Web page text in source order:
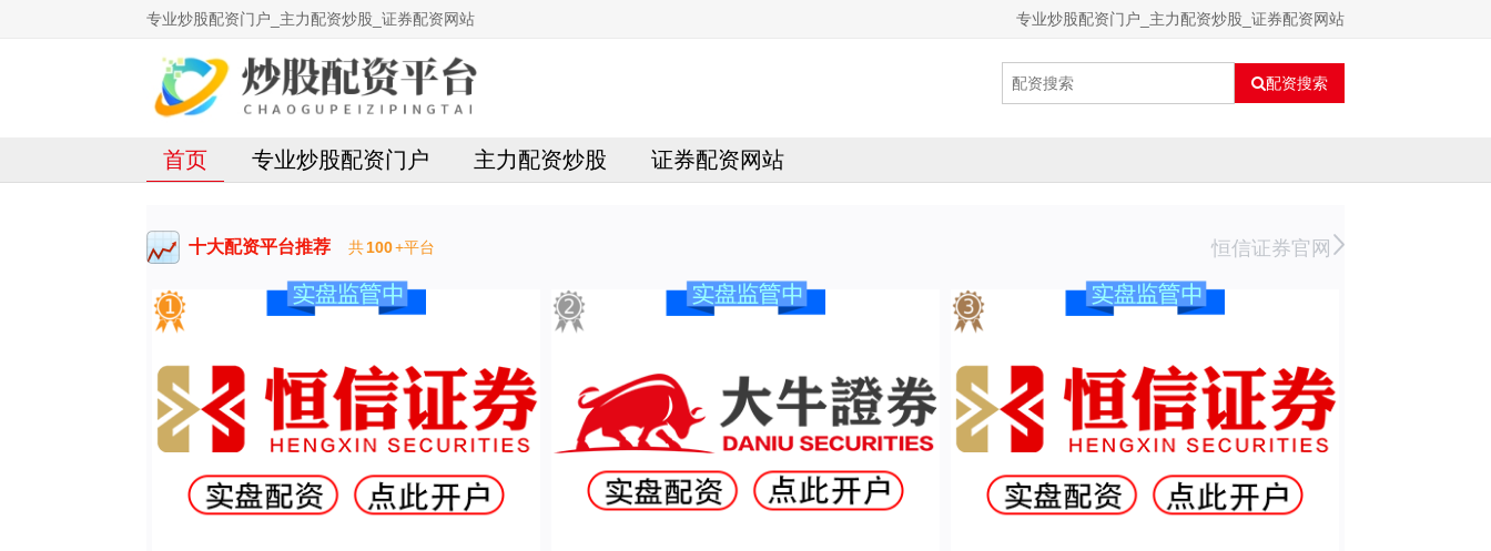
专业炒股配资门户_主力配资炒股_证券配资网站 专业炒股配资门户_主力配资炒股_证券配资网站
配资搜索
首页 专业炒股配资门户 主力配资炒股 证券配资网站
十大配资平台推荐 共100+平台 恒信证券官网